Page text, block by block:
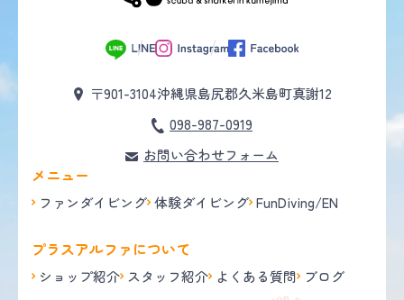
〒901-3104沖縄県島尻郡久米島町真謝12
098-987-0919
お問い合わせフォーム
メニュー
ファンダイビング 体験ダイビング FunDiving/EN
プラスアルファについて
ショップ紹介 スタッフ紹介 よくある質問 ブログ